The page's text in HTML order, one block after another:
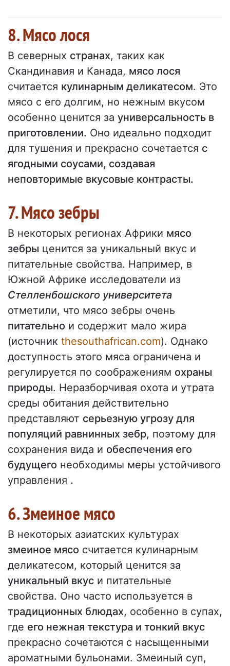
8. Мясо лося
В северных странах, таких как
Скандинавия и Канада, мясо лося
считается кулинарным деликатесом. Это
мясо с его долгим, но нежным вкусом
особенно ценится за универсальность в
приготовлении. Оно идеально подходит
для тушения и прекрасно сочетается с
ягодными соусами, создавая
неповторимые вкусовые контрасты.
7. Мясо зебры
В некоторых регионах Африки мясо
зебры ценится за уникальный вкус и
питательные свойства. Например, в
Южной Африке исследователи из
Стелленбошского университета
отметили, что мясо зебры очень
питательно и содержит мало жира
(источник thesouthafrican.com). Однако
доступность этого мяса ограничена и
регулируется по соображениям охраны
природы. Неразборчивая охота и утрата
среды обитания действительно
представляют серьезную угрозу для
популяций равнинных зебр, поэтому для
сохранения вида и обеспечения его
будущего необходимы меры устойчивого
управления .
6. Змеиное мясо
В некоторых азиатских культурах
змеиное мясо считается кулинарным
деликатесом, который ценится за
уникальный вкус и питательные
свойства. Оно часто используется в
традиционных блюдах, особенно в супах,
где его нежная текстура и тонкий вкус
прекрасно сочетаются с насыщенными
ароматными бульонами. Змеиный суп,